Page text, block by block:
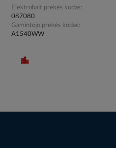
Elektrobalt prekės kodas
087080
Gamintojo prekės kodas
A1540WW